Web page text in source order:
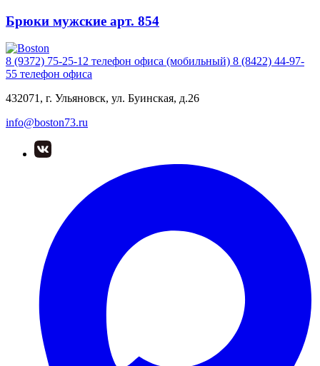
Брюки мужские арт. 854
8 (9372) 75-25-12 телефон офиса (мобильный) 8 (8422) 44-97-
55 телефон офиса
432071, г. Ульяновск, ул. Буинская, д.26
info@boston73.ru